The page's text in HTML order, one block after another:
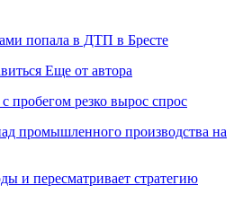
попала в ДТП в Бресте
Еще от автора
пробегом резко вырос спрос
промышленного производства на
и пересматривает стратегию